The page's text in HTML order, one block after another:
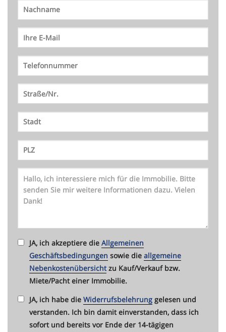
JA, ich akzeptiere die Allgemeinen
Geschäftsbedingungen sowie die allgemeine
Nebenkostenübersichtzu Kauf/Verkauf bzw.
Miete/Pacht einer Immobilie.
JA, ich habe die Widerrufsbelehrung gelesen und
verstanden. Ich bin damit einverstanden, dass ich
sofort und bereits vor Ende der 14-tägigen